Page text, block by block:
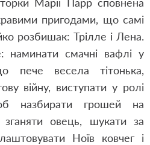
пригодами, що самі
розбишак: Трілле і Лена.
наминати смачні вафлі у
пече весела тітонька,
війну, виступати у ролі
назбирати грошей на
овець, шукати за
Ноїв ковчег і